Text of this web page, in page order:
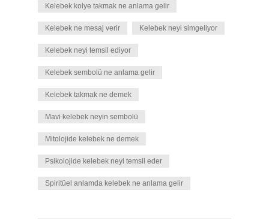
Kelebek kolye takmak ne anlama gelir
Kelebek ne mesaj verir Kelebek neyi simgeliyor
Kelebek neyi temsil ediyor
Kelebek sembolü ne anlama gelir
Kelebek takmak ne demek
Mavi kelebek neyin sembolü
Mitolojide kelebek ne demek
Psikolojide kelebek neyi temsil eder
Spiritüel anlamda kelebek ne anlama gelir